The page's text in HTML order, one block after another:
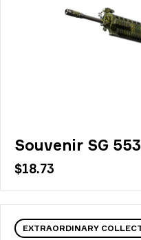
Souvenir SG
$18.73
EXTRAORDINARY